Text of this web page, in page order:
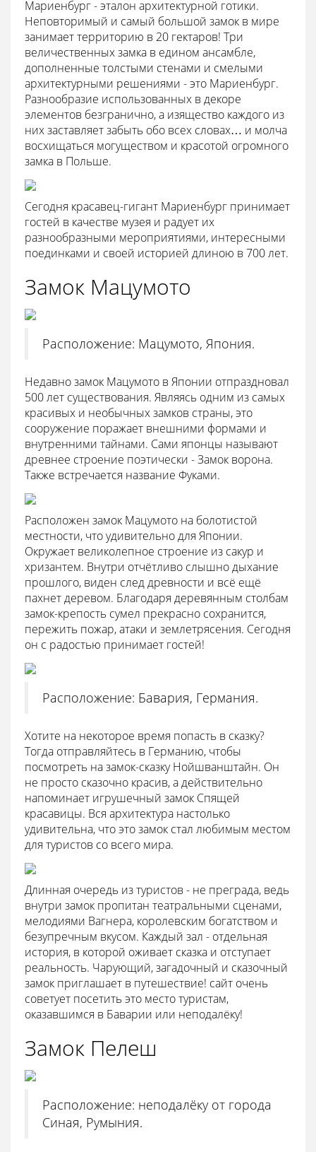
Мариенбург - эталон архитектурной готики.
Неповторимый и самый большой замок в мире
занимает территорию в 20 гектаров! Три
величественных замка в едином ансамбле,
дополненные толстыми стенами и смелыми
архитектурными решениями - это Мариенбург.
Разнообразие использованных в декоре
элементов безгранично, а изящество каждого из
них заставляет забыть обо всех словах… и молча
восхищаться могуществом и красотой огромного
замка в Польше.
Сегодня красавец-гигант Мариенбург принимает
гостей в качестве музея и радует их
разнообразными мероприятиями, интересными
поединками и своей историей длиною в 700 лет.
Замок Мацумото
Расположение: Мацумото, Япония.
Недавно замок Мацумото в Японии отпраздновал
500 лет существования. Являясь одним из самых
красивых и необычных замков страны, это
сооружение поражает внешними формами и
внутренними тайнами. Сами японцы называют
древнее строение поэтически - Замок ворона.
Также встречается название Фуками.
Расположен замок Мацумото на болотистой
местности, что удивительно для Японии.
Окружает великолепное строение из сакур и
хризантем. Внутри отчётливо слышно дыхание
прошлого, виден след древности и всё ещё
пахнет деревом. Благодаря деревянным столбам
замок-крепость сумел прекрасно сохранится,
пережить пожар, атаки и землетрясения. Сегодня
он с радостью принимает гостей!
Расположение: Бавария, Германия.
Хотите на некоторое время попасть в сказку?
Тогда отправляйтесь в Германию, чтобы
посмотреть на замок-сказку Нойшванштайн. Он
не просто сказочно красив, а действительно
напоминает игрушечный замок Спящей
красавицы. Вся архитектура настолько
удивительна, что это замок стал любимым местом
для туристов со всего мира.
Длинная очередь из туристов - не преграда, ведь
внутри замок пропитан театральными сценами,
мелодиями Вагнера, королевским богатством и
безупречным вкусом. Каждый зал - отдельная
история, в которой оживает сказка и отступает
реальность. Чарующий, загадочный и сказочный
замок приглашает в путешествие! сайт очень
советует посетить это место туристам,
оказавшимся в Баварии или неподалёку!
Замок Пелеш
Расположение: неподалёку от города
Синая, Румыния.